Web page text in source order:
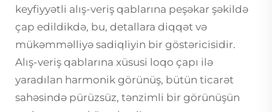
keyfiyyətli alış-veriş qablarına peşəkar şəkildə
çap edildikdə, bu, detallara diqqət və
mükəmməlliyə sadiqliyin bir göstəricisidir.
Alış-veriş qablarına xüsusi loqo çapı ilə
yaradılan harmonik görünüş, bütün ticarət
sahəsində pürüzsüz, tənzimli bir görünüşün